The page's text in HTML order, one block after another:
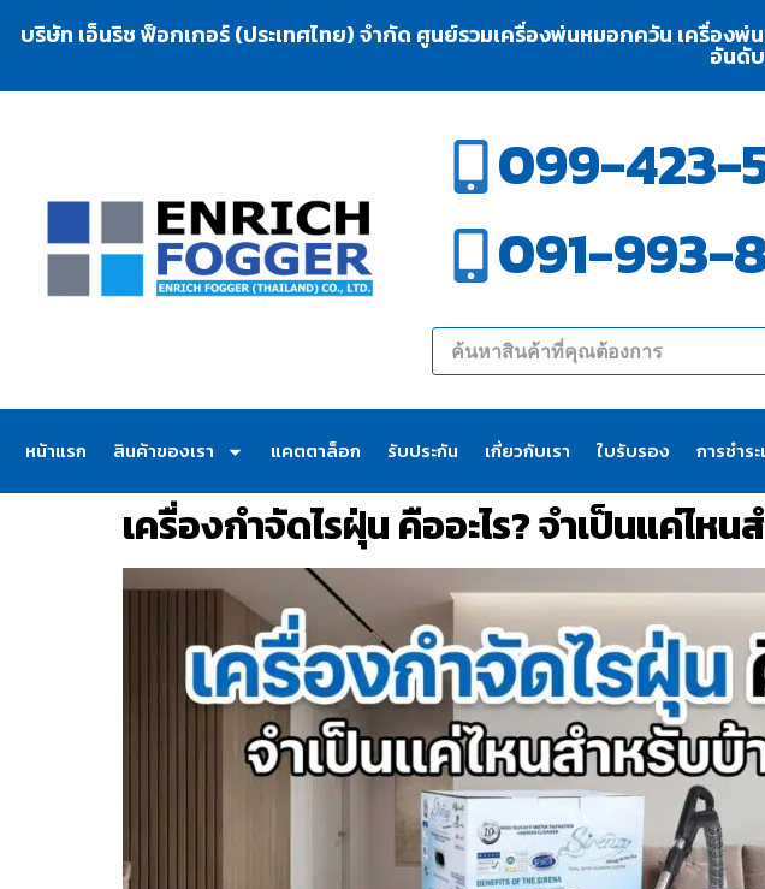
บริษัท เอ็นริช ฟ็อกเกอร์ (ประเทศไทย) จำกัด ศูนย์รวมเครื่องพ่นหมอกควัน เครื่อง
อันดับ
099-423-
091-993-
หน้าแรก สินค้าของเรา แคตตาล็อก รับประกัน เกี่ยวกับเรา ใบรับรอง การชำระ
เครื่องกำจัดไรฝุ่น คืออะไร? จำเป็นแค่ไห